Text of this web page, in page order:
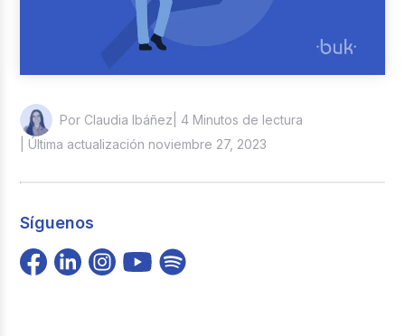
Por Claudia Ibáñez | 4 Minutos de lectura
| Última actualización noviembre 27, 2023
Síguenos